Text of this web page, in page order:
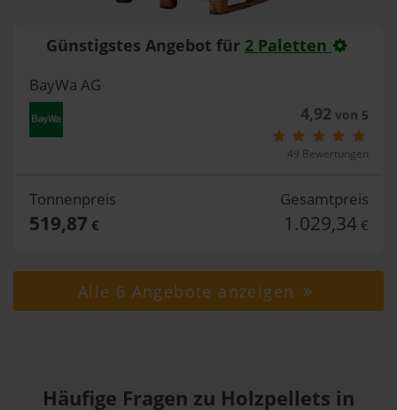
Günstigstes Angebot für 2 Paletten
BayWa AG
4,92von 5
49 Bewertungen
Tonnenpreis
519,87 €
Gesamtpreis
1.029,34 €
Alle 6 Angebote anzeigen
Häufige Fragen zu Holzpellets in